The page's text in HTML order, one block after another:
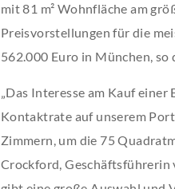
mit 81 m² Wohnfläche am
Preisvorstellungen für die
562.000 Euro in München,
„Das Interesse am Kauf
Kontaktrate auf unserem
Zimmern, um die 75
Crockford, Geschäftsführerin